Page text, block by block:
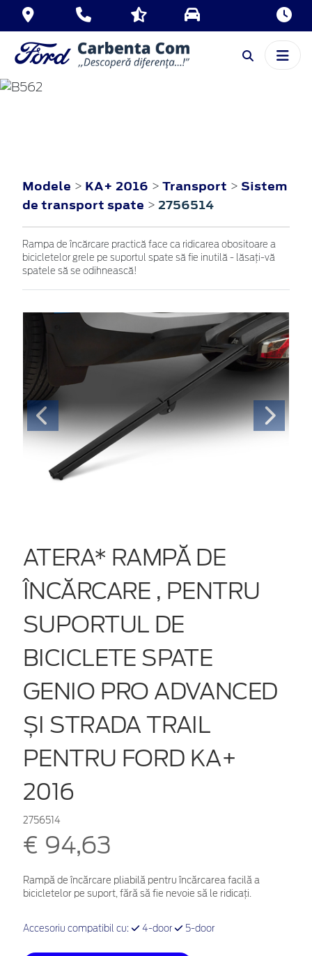
Modele > KA+ 2016 > Transport > Sistem
de transport spate > 2756514
Rampa de încărcare practică face ca ridicarea obositoare a
bicicletelor grele pe suportul spate să fie inutilă - lăsaţi-vă
spatele să se odihnească!
ATERA* RAMPĂ DE
ÎNCĂRCARE , PENTRU
SUPORTUL DE
BICICLETE SPATE
GENIO PRO ADVANCED
ȘI STRADA TRAIL
PENTRU FORD KA+
2016
2756514
€ 94,63
Rampă de încărcare pliabilă pentru încărcarea facilă a
bicicletelor pe suport, fără să fie nevoie să le ridicați.
Accesoriu compatibil cu: 4-door 5-door